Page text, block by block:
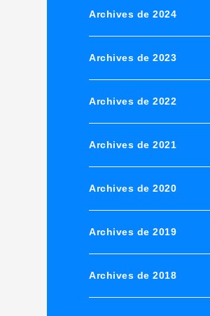
Archives de 2024
Archives de 2023
Archives de 2022
Archives de 2021
Archives de 2020
Archives de 2019
Archives de 2018